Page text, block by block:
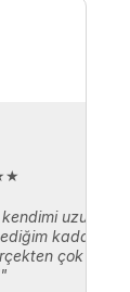
uzun
kadar
çok iyi